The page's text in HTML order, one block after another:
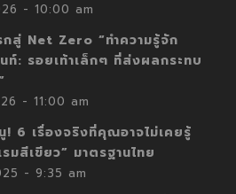
- 10:00 am
กสู่ Net Zero “ทำความรู้จัก
: รอยเท้าเล็กๆ ที่ส่งผลกระทบ
- 11:00 am
! 6 เรื่องจริงที่คุณอาจไม่เคยรู้
มสีเขียว” มาตรฐานไทย
- 9:35 am